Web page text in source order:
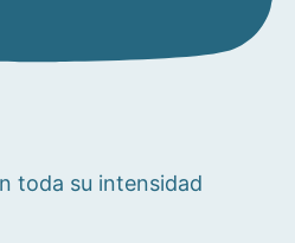
toda su intensidad